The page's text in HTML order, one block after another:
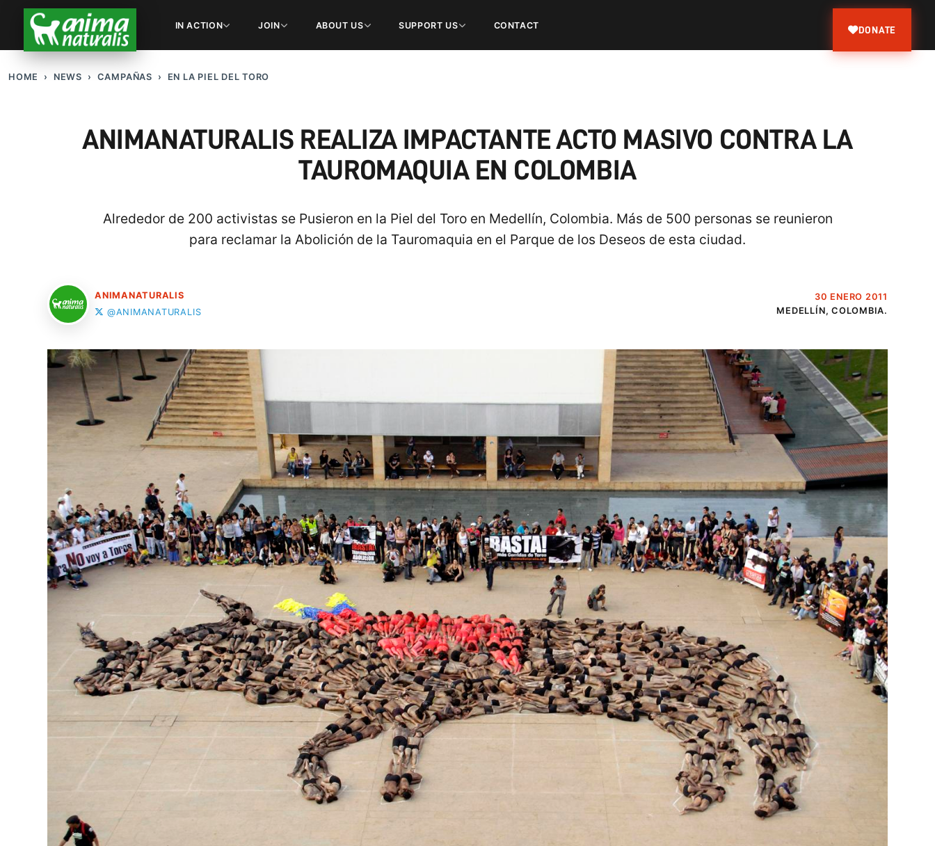
IN ACTION JOIN ABOUT US SUPPORT US CONTACT DONATE
HOME NEWS CAMPAÑAS EN LA PIEL DEL TORO
ANIMANATURALIS REALIZA IMPACTANTE ACTO MASIVO CONTRA LA
TAUROMAQUIA EN COLOMBIA
Alrededor de 200 activistas se Pusieron en la Piel del Toro en Medellín, Colombia. Más de 500 personas se reunieron
para reclamar la Abolición de la Tauromaquia en el Parque de los Deseos de esta ciudad.
ANIMANATURALIS
@ANIMANATURALIS
30 ENERO 2011
MEDELLÍN, COLOMBIA.